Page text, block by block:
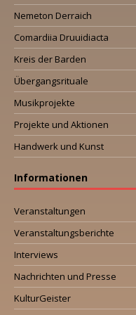
Nemeton Derraich
Comardiia Druuidiacta
Kreis der Barden
Übergangsrituale
Musikprojekte
Projekte und Aktionen
Handwerk und Kunst
Informationen
Veranstaltungen
Veranstaltungsberichte
Interviews
Nachrichten und Presse
KulturGeister